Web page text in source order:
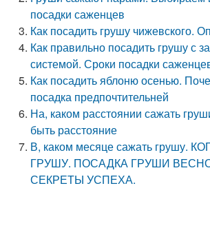
посадки саженцев
Как посадить грушу чижевского.
Как правильно посадить грушу с
системой. Сроки посадки
Как посадить яблоню осенью.
посадка предпочтительней
На, каком расстоянии сажать
быть расстояние
В, каком месяце сажать грушу.
ГРУШУ. ПОСАДКА ГРУШИ
СЕКРЕТЫ УСПЕХА.